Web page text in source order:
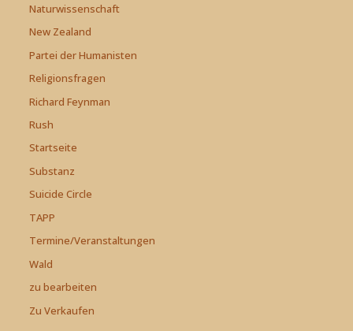
Naturwissenschaft
New Zealand
Partei der Humanisten
Religionsfragen
Richard Feynman
Rush
Startseite
Substanz
Suicide Circle
TAPP
Termine/Veranstaltungen
Wald
zu bearbeiten
Zu Verkaufen